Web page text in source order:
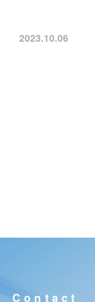
2023.10.06